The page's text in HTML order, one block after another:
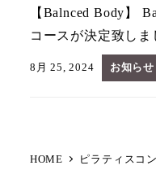
【Balnced Body】
コースが決定致しま
8月 25, 2024 お知らせ
HOME ピラティスコ